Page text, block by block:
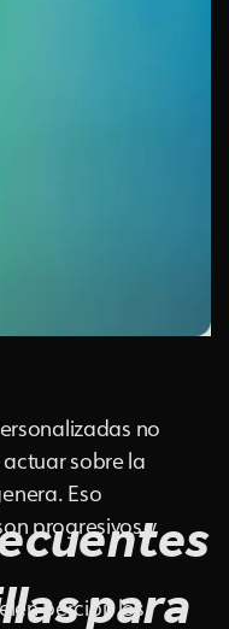
no
sobre la
Eso
progresivos y
percibir los
para